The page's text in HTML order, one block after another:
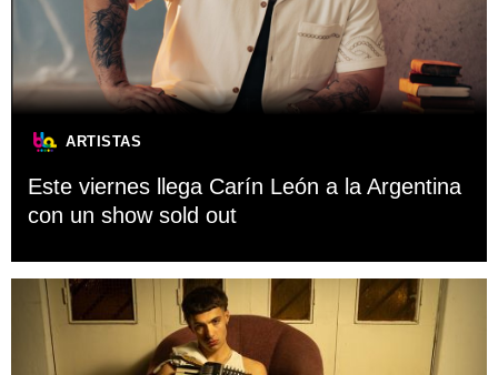
ARTISTAS
Este viernes llega Carín León a la Argentina
con un show sold out